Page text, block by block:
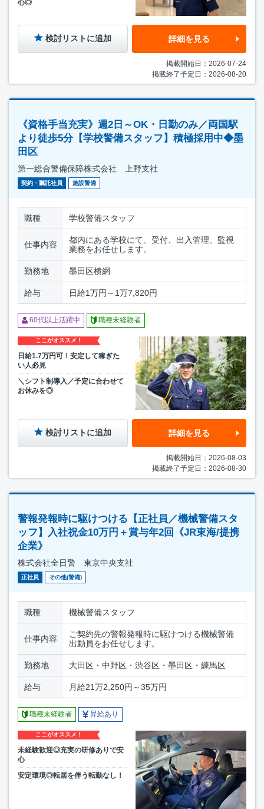
心◎
検討リストに追加 詳細を見る
掲載開始日：2026-07-24
掲載終了予定日：2026-08-20
《資格手当充実》週2日～OK・日勤のみ／両国駅
より徒歩5分【学校警備スタッフ】積極採用中◆墨
田区
第一総合警備保障株式会社 上野支社
契約・嘱託社員 施設警備
職種 学校警備スタッフ
仕事内容
都内にある学校にて、受付、出入管理、監視
業務をお任せします。
勤務地 墨田区横網
給与 日給1万円～1万7,820円
60代以上活躍中 職種未経験者
ここがオススメ！
日給1.7万円可！安定して稼ぎた
い人必見
＼シフト制導入／予定に合わせて
お休みを◎
検討リストに追加 詳細を見る
掲載開始日：2026-08-03
掲載終了予定日：2026-08-30
警報発報時に駆けつける【正社員／機械警備スタ
ッフ】入社祝金10万円＋賞与年2回《JR東海/提携
企業》
株式会社全日警 東京中央支社
正社員 その他(警備)
職種 機械警備スタッフ
仕事内容
ご契約先の警報発報時に駆けつける機械警備
出動員をお任せします。
勤務地 大田区・中野区・渋谷区・墨田区・練馬区
給与 月給21万2,250円～35万円
職種未経験者 昇給あり
ここがオススメ！
未経験歓迎◎充実の研修ありで安
心
安定環境◎転居を伴う転勤なし！